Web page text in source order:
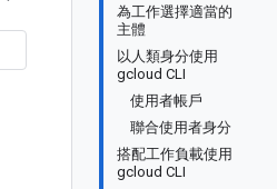
為工作選擇適當的
主體
以人類身分使用
gcloud CLI
使用者帳戶
聯合使用者身分
搭配工作負載使用
gcloud CLI